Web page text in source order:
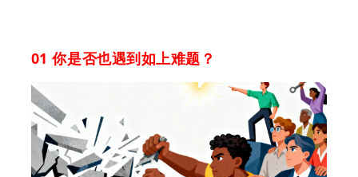
01 你是否也遇到如上难题？